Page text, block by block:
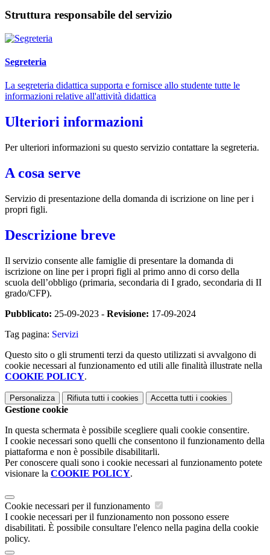
Struttura responsabile del servizio
Segreteria
La segreteria didattica supporta e fornisce allo studente tutte le
informazioni relative all'attività didattica
Ulteriori informazioni
Per ulteriori informazioni su questo servizio contattare la segreteria.
A cosa serve
Servizio di presentazione della domanda di iscrizione on line per i
propri figli.
Descrizione breve
Il servizio consente alle famiglie di presentare la domanda di
iscrizione on line per i propri figli al primo anno di corso della
scuola dell’obbligo (primaria, secondaria di I grado, secondaria di II
grado/CFP).
Pubblicato: 25-09-2023 - Revisione: 17-09-2024
Tag pagina: Servizi
Questo sito o gli strumenti terzi da questo utilizzati si avvalgono di
cookie necessari al funzionamento ed utili alle finalità illustrate nella
COOKIE POLICY.
Personalizza Rifiuta tutti i cookies Accetta tutti i cookies
Gestione cookie
In questa schermata è possibile scegliere quali cookie consentire.
I cookie necessari sono quelli che consentono il funzionamento della
piattaforma e non è possibile disabilitarli.
Per conoscere quali sono i cookie necessari al funzionamento potete
visionare la COOKIE POLICY.
Cookie necessari per il funzionamento
I cookie necessari per il funzionamento non possono essere
disabilitati. È possibile consultare l'elenco nella pagina della cookie
policy.